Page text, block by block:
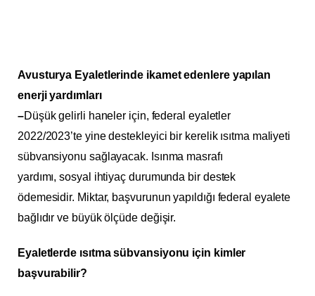
Avusturya Eyaletlerinde ikamet edenlere yapılan
enerji yardımları
–Düşük gelirli haneler için, federal eyaletler
2022/2023’te yine destekleyici bir kerelik ısıtma maliyeti
sübvansiyonu sağlayacak. Isınma masrafı
yardımı, sosyal ihtiyaç durumunda bir destek
ödemesidir. Miktar, başvurunun yapıldığı federal eyalete
bağlıdır ve büyük ölçüde değişir.
Eyaletlerde ısıtma sübvansiyonu için kimler
başvurabilir?